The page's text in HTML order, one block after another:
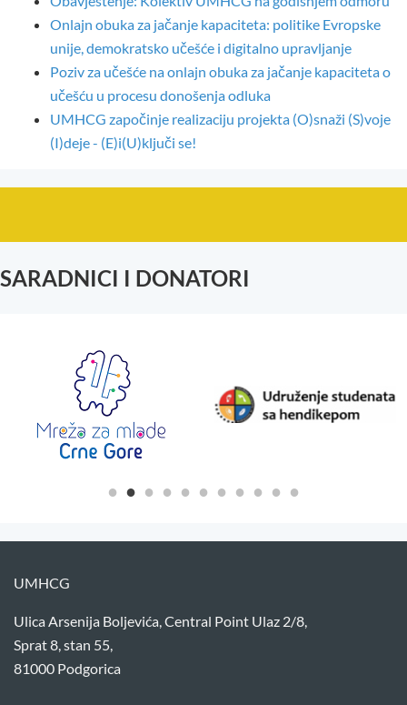
Onlajn obuka za jačanje kapaciteta: politike Evropske
unije, demokratsko učešće i digitalno upravljanje
Poziv za učešće na onlajn obuka za jačanje kapaciteta o
učešću u procesu donošenja odluka
UMHCG započinje realizaciju projekta (O)snaži (S)voje
(I)deje - (E)i(U)ključi se!
SARADNICI I DONATORI
UMHCG
Ulica Arsenija Boljevića, Central Point Ulaz 2/8,
Sprat 8, stan 55,
81000 Podgorica